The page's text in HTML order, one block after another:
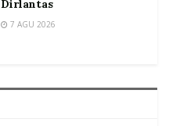
Dirlantas
7 AGU 2026